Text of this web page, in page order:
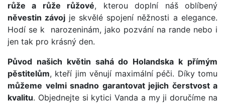
růže a růže růžové, kterou doplní náš oblíbený
něvestin závoj je skvělé spojení něžnosti a elegance.
Hodí se k narozeninám, jako pozvání na rande nebo i
jen tak pro krásný den.
Původ našich květin sahá do Holandska k přímým
pěstitelům, kteří jim věnují maximální péči. Díky tomu
můžeme velmi snadno garantovat jejich čerstvost a
kvalitu. Objednejte si kytici Vanda a my ji doručíme na